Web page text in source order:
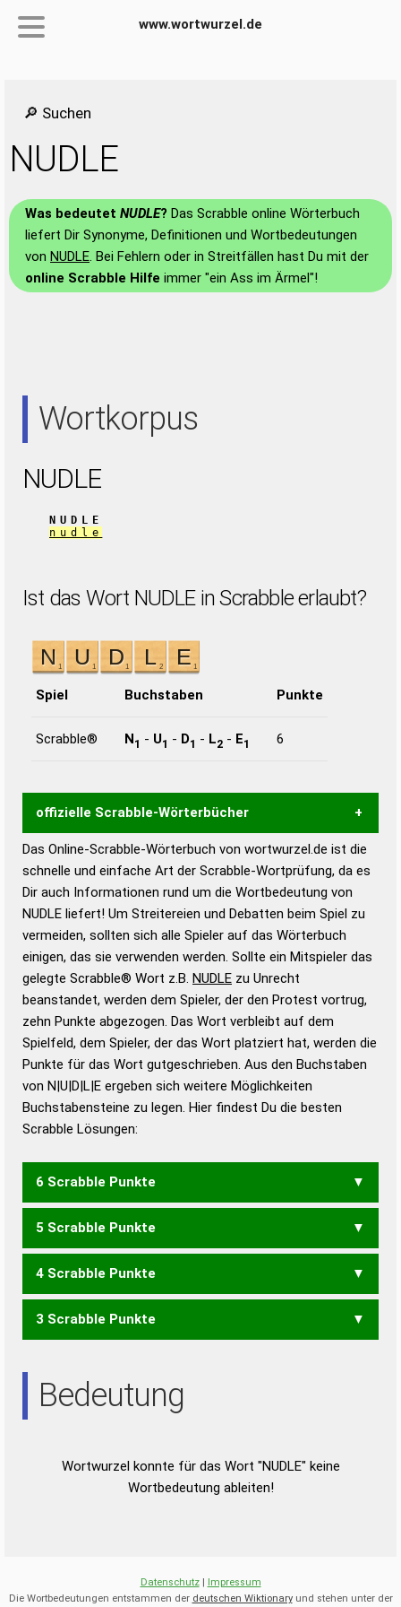
www.wortwurzel.de
🔎 Suchen
NUDLE
Was bedeutet NUDLE? Das Scrabble online Wörterbuch
liefert Dir Synonyme, Definitionen und Wortbedeutungen
von NUDLE. Bei Fehlern oder in Streitfällen hast Du mit der
online Scrabble Hilfe immer "ein Ass im Ärmel"!
Wortkorpus
NUDLE
NUDLE
nudle
Ist das Wort NUDLE in Scrabble erlaubt?
Spiel Buchstaben Punkte
Scrabble® N1 - U1 - D1 - L2 - E1 6
offizielle Scrabble-Wörterbücher
Wortwurzel liefert mit Hilfe eines semantischen
Wortanalyse-Algorithmus gute Anhaltspunkte zu
Wortbedeutung, Worttrennung und Wortform, um die
Gültigkeit eines Wortes für das Scrabble-Spiel zu
bestimmen!
zugelassene Turnier Scrabble-
Wörterbücher sind:
Duden – Standardwerk in 12 Bänden
Duden – Richtiges und gutes
Deutsch
Duden – Die deutsche Grammatik
Duden – Deutsches
Das Online-Scrabble-Wörterbuch von wortwurzel.de ist die
schnelle und einfache Art der Scrabble-Wortprüfung, da es
Dir auch Informationen rund um die Wortbedeutung von
NUDLE liefert! Um Streitereien und Debatten beim Spiel zu
vermeiden, sollten sich alle Spieler auf das Wörterbuch
einigen, das sie verwenden werden. Sollte ein Mitspieler das
gelegte Scrabble® Wort z.B. NUDLE zu Unrecht
beanstandet, werden dem Spieler, der den Protest vortrug,
zehn Punkte abgezogen. Das Wort verbleibt auf dem
Spielfeld, dem Spieler, der das Wort platziert hat, werden die
Punkte für das Wort gutgeschrieben. Aus den Buchstaben
von N|U|D|L|E ergeben sich weitere Möglichkeiten
Buchstabensteine zu legen. Hier findest Du die besten
Scrabble Lösungen:
6 Scrabble Punkte
LUDEN LUNDE NUDEL
5 Scrabble Punkte
LUDE LUND ULEN
4 Scrabble Punkte
LEU LUD DUNE
3 Scrabble Punkte
Bedeutung
Wortwurzel konnte für das Wort "NUDLE" keine
Wortbedeutung ableiten!
Datenschutz| Impressum
Die Wortbedeutungen entstammen der deutschen Wiktionaryund stehen unter der